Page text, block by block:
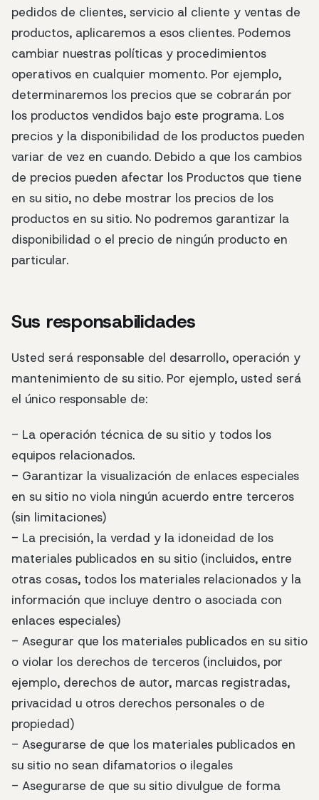
pedidos de clientes, servicio al cliente y ventas de
productos, aplicaremos a esos clientes. Podemos
cambiar nuestras políticas y procedimientos
operativos en cualquier momento. Por ejemplo,
determinaremos los precios que se cobrarán por
los productos vendidos bajo este programa. Los
precios y la disponibilidad de los productos pueden
variar de vez en cuando. Debido a que los cambios
de precios pueden afectar los Productos que tiene
en su sitio, no debe mostrar los precios de los
productos en su sitio. No podremos garantizar la
disponibilidad o el precio de ningún producto en
particular.
Sus responsabilidades
Usted será responsable del desarrollo, operación y
mantenimiento de su sitio. Por ejemplo, usted será
el único responsable de:
- La operación técnica de su sitio y todos los
equipos relacionados.
- Garantizar la visualización de enlaces especiales
en su sitio no viola ningún acuerdo entre terceros
(sin limitaciones)
- La precisión, la verdad y la idoneidad de los
materiales publicados en su sitio (incluidos, entre
otras cosas, todos los materiales relacionados y la
información que incluye dentro o asociada con
enlaces especiales)
- Asegurar que los materiales publicados en su sitio
o violar los derechos de terceros (incluidos, por
ejemplo, derechos de autor, marcas registradas,
privacidad u otros derechos personales o de
propiedad)
- Asegurarse de que los materiales publicados en
su sitio no sean difamatorios o ilegales
- Asegurarse de que su sitio divulgue de forma